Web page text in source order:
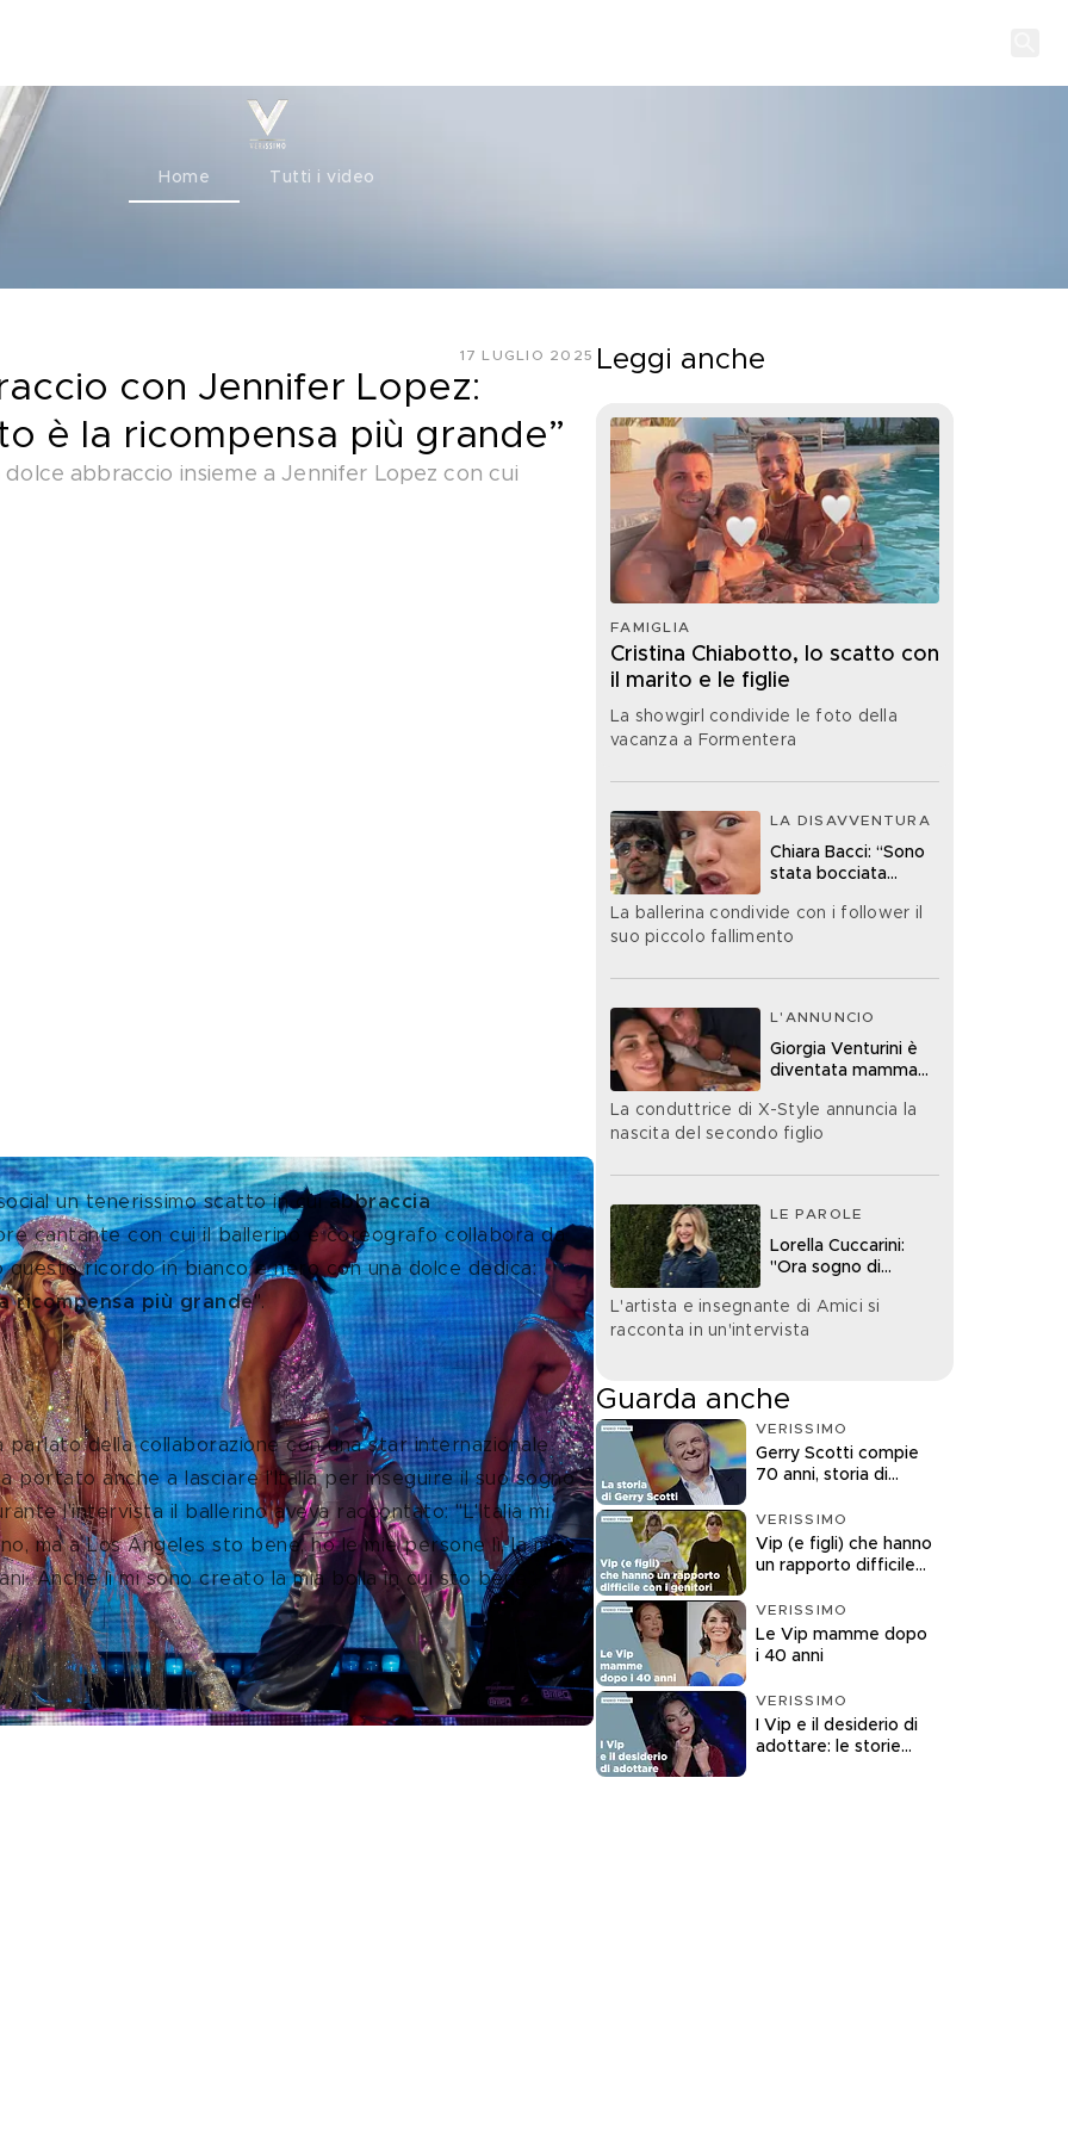
Home Tutti i video
17 LUGLIO 2025
con Jennifer Lopez:
è la ricompensa più grande”
abbraccio insieme a Jennifer Lopez con cui
un tenerissimo scatto in cui abbraccia
cantante con cui il ballerino e coreografo collabora da
questo ricordo in bianco e nero con una dolce dedica:
ricompensa più grande".
Jennifer Lopez
parlato della collaborazione con una star internazionale
portato anche a lasciare l'Italia per inseguire il suo sogno
l'intervista il ballerino aveva raccontato: "L'Italia mi
ma a Los Angeles sto bene, ho le mie persone lì, la mia
Anche lì mi sono creato la mia bolla in cui sto bene".
Leggi anche
FAMIGLIA
Cristina Chiabotto, lo scatto con
il marito e le figlie
La showgirl condivide le foto della
vacanza a Formentera
LA DISAVVENTURA
Chiara Bacci: “Sono
stata bocciata
patente”
La ballerina condivide con i follower il
suo piccolo fallimento
L'ANNUNCIO
Giorgia Venturini è
diventata mamma
La conduttrice di X-Style annuncia la
nascita del secondo figlio
LE PAROLE
Lorella Cuccarini:
"Ora sogno di
L'artista e insegnante di Amici si
racconta in un'intervista
Guarda anche
VERISSIMO
Gerry Scotti compie
70 anni, storia di
VERISSIMO
Vip (e figli) che hanno
un rapporto difficile
VERISSIMO
Le Vip mamme dopo
i 40 anni
VERISSIMO
I Vip e il desiderio di
adottare: le storie